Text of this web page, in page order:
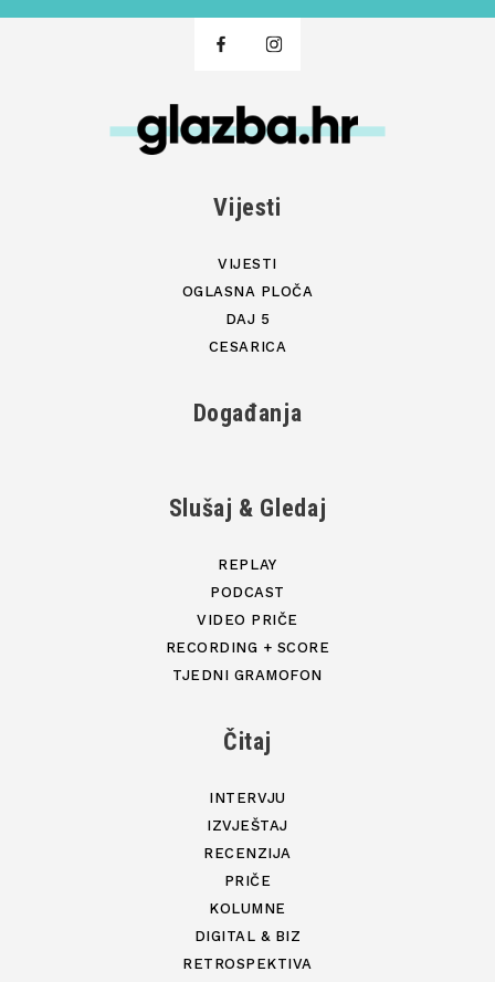
Vijesti
VIJESTI
OGLASNA PLOČA
DAJ 5
CESARICA
Događanja
Slušaj & Gledaj
REPLAY
PODCAST
VIDEO PRIČE
RECORDING + SCORE
TJEDNI GRAMOFON
Čitaj
INTERVJU
IZVJEŠTAJ
RECENZIJA
PRIČE
KOLUMNE
DIGITAL & BIZ
RETROSPEKTIVA